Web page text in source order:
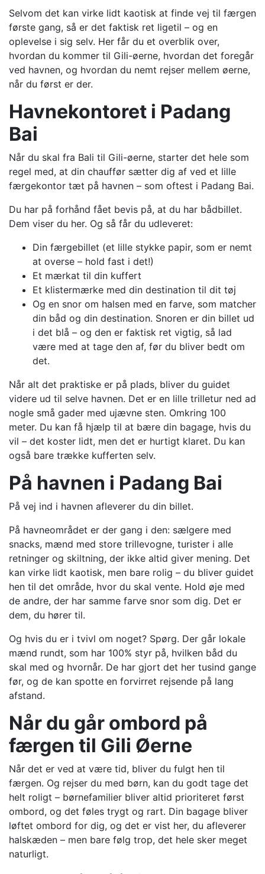
Selvom det kan virke lidt kaotisk at finde vej til færgen
første gang, så er det faktisk ret ligetil – og en
oplevelse i sig selv. Her får du et overblik over,
hvordan du kommer til Gili-øerne, hvordan det foregår
ved havnen, og hvordan du nemt rejser mellem øerne,
når du først er der.
Havnekontoret i Padang
Bai
Når du skal fra Bali til Gili-øerne, starter det hele som
regel med, at din chauffør sætter dig af ved et lille
færgekontor tæt på havnen – som oftest i Padang Bai.
Du har på forhånd fået bevis på, at du har bådbillet.
Dem viser du her. Og så får du udleveret:
Din færgebillet (et lille stykke papir, som er nemt
at overse – hold fast i det!)
Et mærkat til din kuffert
Et klistermærke med din destination til dit tøj
Og en snor om halsen med en farve, som matcher
din båd og din destination. Snoren er din billet ud
i det blå – og den er faktisk ret vigtig, så lad
være med at tage den af, før du bliver bedt om
det.
Når alt det praktiske er på plads, bliver du guidet
videre ud til selve havnen. Det er en lille trilletur ned ad
nogle små gader med ujævne sten. Omkring 100
meter. Du kan få hjælp til at bære din bagage, hvis du
vil – det koster lidt, men det er hurtigt klaret. Du kan
også bare trække kufferten selv.
På havnen i Padang Bai
På vej ind i havnen afleverer du din billet.
På havneområdet er der gang i den: sælgere med
snacks, mænd med store trillevogne, turister i alle
retninger og skiltning, der ikke altid giver mening. Det
kan virke lidt kaotisk, men bare rolig – du bliver guidet
hen til det område, hvor du skal vente. Hold øje med
de andre, der har samme farve snor som dig. Det er
dem, du hører til.
Og hvis du er i tvivl om noget? Spørg. Der går lokale
mænd rundt, som har 100% styr på, hvilken båd du
skal med og hvornår. De har gjort det her tusind gange
før, og de kan spotte en forvirret rejsende på lang
afstand.
Når du går ombord på
færgen til Gili Øerne
Når det er ved at være tid, bliver du fulgt hen til
færgen. Og rejser du med børn, kan du godt tage det
helt roligt – børnefamilier bliver altid prioriteret først
ombord, og det føles trygt og rart. Din bagage bliver
løftet ombord for dig, og det er vist her, du afleverer
halskæden – men bare følg trop, det hele sker meget
naturligt.